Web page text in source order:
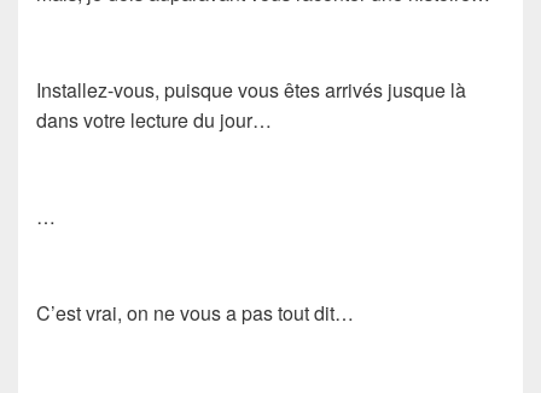
Installez-vous, puisque vous êtes arrivés jusque là
dans votre lecture du jour…
…
C’est vrai, on ne vous a pas tout dit…